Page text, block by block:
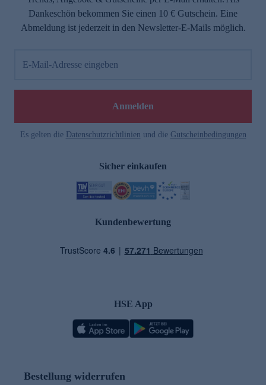
Dankeschön bekommen Sie einen 10 € Gutschein. Eine
Abmeldung ist jederzeit in den Newsletter-E-Mails möglich.
E-Mail-Adresse eingeben
Anmelden
Es gelten die Datenschutzrichtlinien und die Gutscheinbedingungen
Sicher einkaufen
Kundenbewertung
HSE App
Bestellung widerrufen